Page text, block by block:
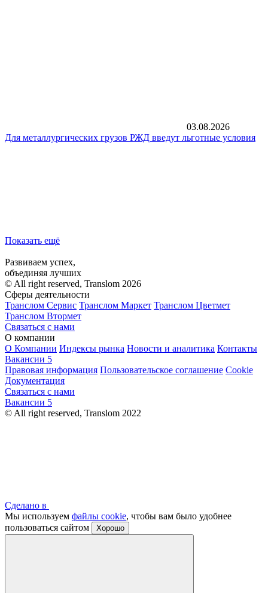
03.08.2026
Для металлургических грузов РЖД введут льготные условия
Показать ещё
Развиваем успех,
объединяя лучших
© All right reserved, Translom 2026
Сферы деятельности
Транслом Сервис Транслом Маркет Транслом Цветмет
Транслом Втормет
Связаться с нами
О компании
О Компании Индексы рынка Новости и аналитика Контакты
Вакансии 5
Правовая информация Пользовательское соглашение Cookie
Документация
Связаться с нами
Вакансии 5
© All right reserved, Translom 2022
Сделано в
Мы используем файлы cookie, чтобы вам было удобнее
пользоваться сайтом
Хорошо